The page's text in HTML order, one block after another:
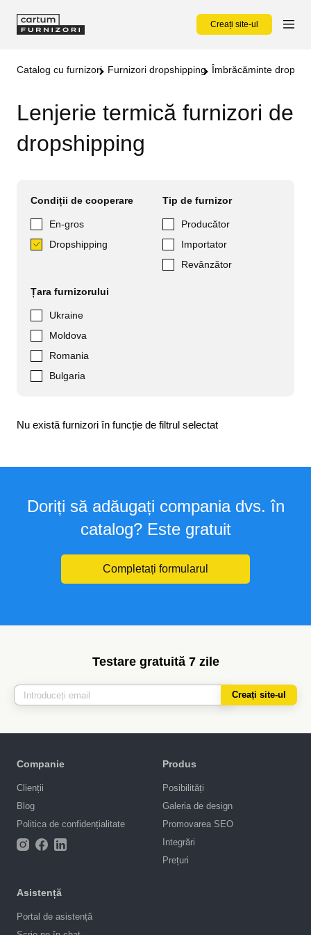
Creați site-ul
Catalog cu furnizori Furnizori dropshipping Îmbrăcăminte
Lenjerie termică furnizori de
dropshipping
Condiții de cooperare
En-gros
Dropshipping
Tip de furnizor
Producător
Importator
Revânzător
Țara furnizorului
Ukraine
Moldova
Romania
Bulgaria
Nu există furnizori în funcție de filtrul selectat
Doriți să adăugați compania dvs. în
catalog? Este gratuit
Completați formularul
Testare gratuită 7 zile
Creați site-ul
Companie
Clienții
Blog
Politica de confidențialitate
Produs
Posibilități
Galeria de design
Promovarea SEO
Integrări
Prețuri
Asistență
Portal de asistență